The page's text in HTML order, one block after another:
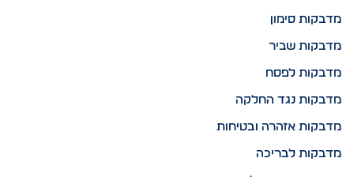
מדבקות סימון
מדבקות שביר
מדבקות לפסח
מדבקות נגד החלקה
מדבקות אזהרה ובטיחות
מדבקות לבריכה